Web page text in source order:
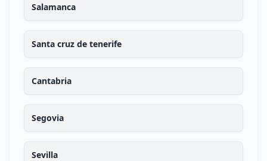
Salamanca
Santa cruz de tenerife
Cantabria
Segovia
Sevilla